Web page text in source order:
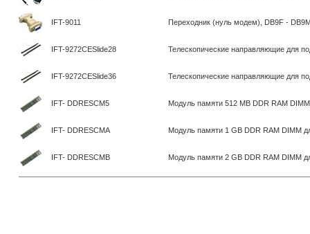
IFT-9011 Переходник (нуль модем), DB9F -
IFT-9272CESlide28 Телескопические направляющие для
IFT-9272CESlide36 Телескопические направляющие для
IFT- DDRESCM5 Модуль памяти 512 MB DDR RAM
IFT- DDRESCMA Модуль памяти 1 GB DDR RAM DIMM
IFT- DDRESCMB Модуль памяти 2 GB DDR RAM DIMM